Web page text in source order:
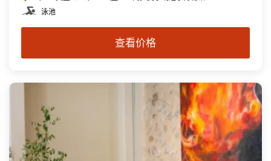
泳池
查看价格